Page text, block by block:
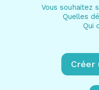
Vous souhaitez
Quelles
Qui
Créer